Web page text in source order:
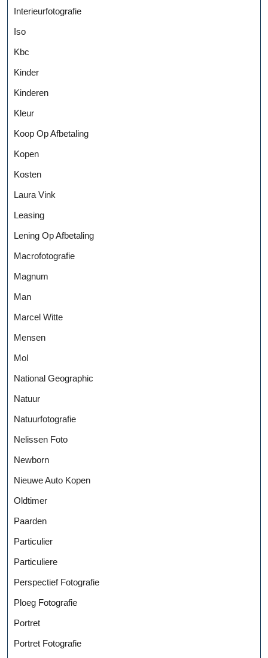
Interieurfotografie
Iso
Kbc
Kinder
Kinderen
Kleur
Koop Op Afbetaling
Kopen
Kosten
Laura Vink
Leasing
Lening Op Afbetaling
Macrofotografie
Magnum
Man
Marcel Witte
Mensen
Mol
National Geographic
Natuur
Natuurfotografie
Nelissen Foto
Newborn
Nieuwe Auto Kopen
Oldtimer
Paarden
Particulier
Particuliere
Perspectief Fotografie
Ploeg Fotografie
Portret
Portret Fotografie